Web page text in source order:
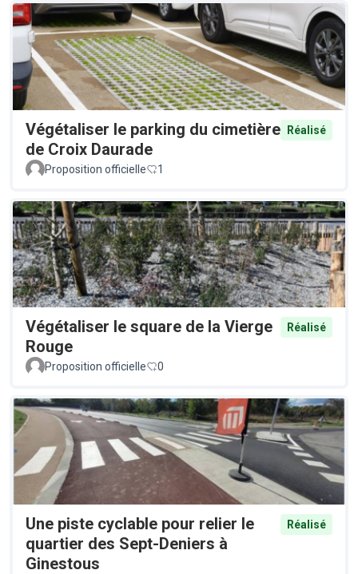
Végétaliser le parking du cimetière
de Croix Daurade
Réalisé
Proposition officielle 1
Végétaliser le square de la Vierge
Rouge
Réalisé
Proposition officielle 0
Une piste cyclable pour relier le
quartier des Sept-Deniers à
Ginestous
Réalisé